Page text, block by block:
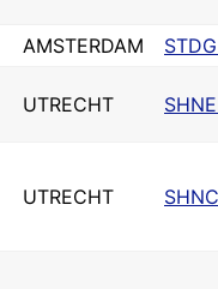
AMSTERDAM
UTRECHT
UTRECHT